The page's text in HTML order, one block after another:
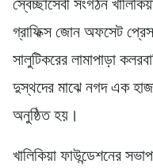
স্বেচ্ছাসেবী সংগঠন
গ্রাফিক্স জোন অফসেট
সালুটিকরের লামাপাড়া
দুস্থদের মাঝে নগদ এক
অনুষ্ঠিত হয়।
খালিকিয়া ফাউন্ডেশনের